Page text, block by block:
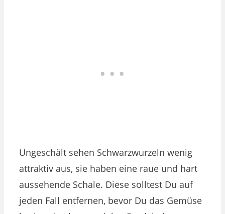
Ungeschält sehen Schwarzwurzeln wenig
attraktiv aus, sie haben eine raue und hart
aussehende Schale. Diese solltest Du auf
jeden Fall entfernen, bevor Du das Gemüse